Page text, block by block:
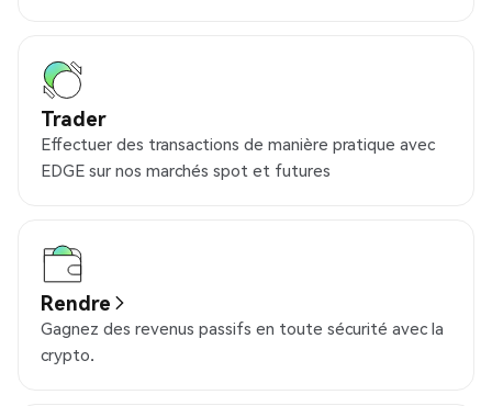
Trader
Effectuer des transactions de manière pratique avec
EDGE sur nos marchés spot et futures
Rendre
Gagnez des revenus passifs en toute sécurité avec la
crypto.